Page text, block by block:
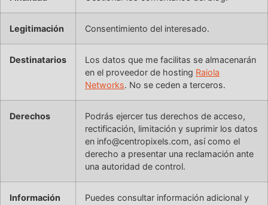
Legitimación Consentimiento del interesado.
Destinatarios
Los datos que me facilitas se almacenarán
en el proveedor de hosting Raiola
Networks. No se ceden a terceros.
Derechos
Podrás ejercer tus derechos de acceso,
rectificación, limitación y suprimir los datos
en info@centropixels.com, así como el
derecho a presentar una reclamación ante
una autoridad de control.
Información
Puedes consultar información adicional y